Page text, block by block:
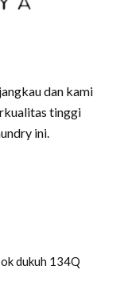
dan kami
tinggi
ini.
dukuh 134Q